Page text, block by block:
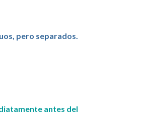
pero separados.
antes del